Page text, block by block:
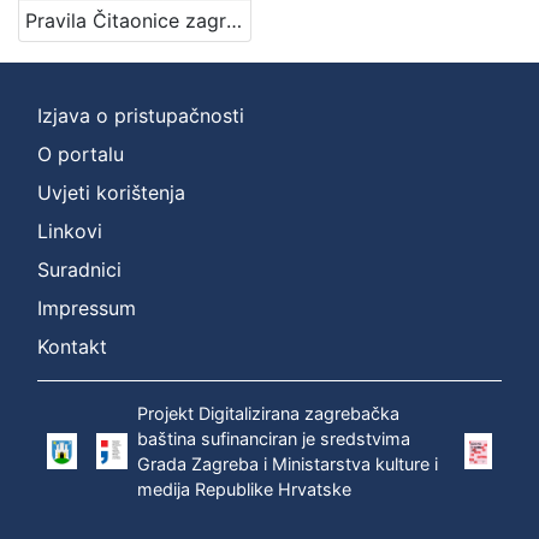
Pravila Čitaonice zagrebačke
Izjava o pristupačnosti
O portalu
Uvjeti korištenja
Linkovi
Suradnici
Impressum
Kontakt
Projekt Digitalizirana zagrebačka
baština sufinanciran je sredstvima
Grada Zagreba i Ministarstva kulture i
medija Republike Hrvatske